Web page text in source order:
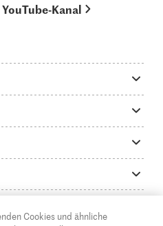
Kanal
Cookies und ähnliche